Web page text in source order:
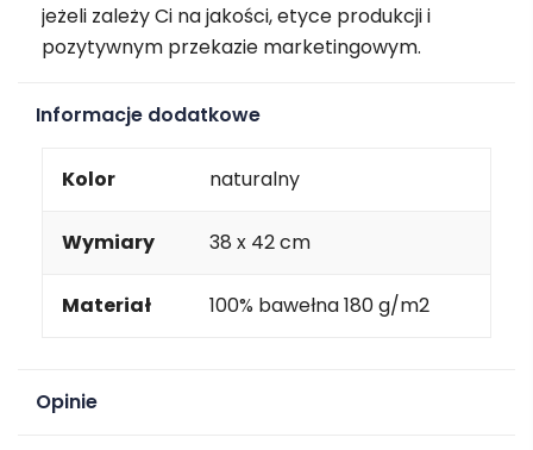
jeżeli zależy Ci na jakości, etyce produkcji i
pozytywnym przekazie marketingowym.
Informacje dodatkowe
Kolor naturalny
Wymiary 38 x 42 cm
Materiał 100% bawełna 180 g/m2
Opinie